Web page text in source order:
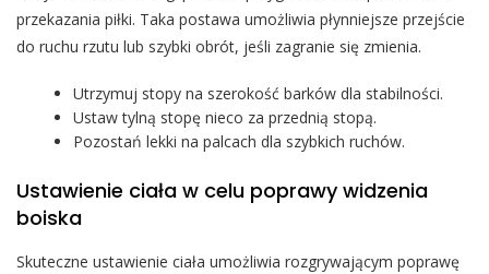
przekazania piłki. Taka postawa umożliwia płynniejsze przejście
do ruchu rzutu lub szybki obrót, jeśli zagranie się zmienia.
Utrzymuj stopy na szerokość barków dla stabilności.
Ustaw tylną stopę nieco za przednią stopą.
Pozostań lekki na palcach dla szybkich ruchów.
Ustawienie ciała w celu poprawy widzenia
boiska
Skuteczne ustawienie ciała umożliwia rozgrywającym poprawę